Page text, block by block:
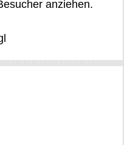
anziehen.